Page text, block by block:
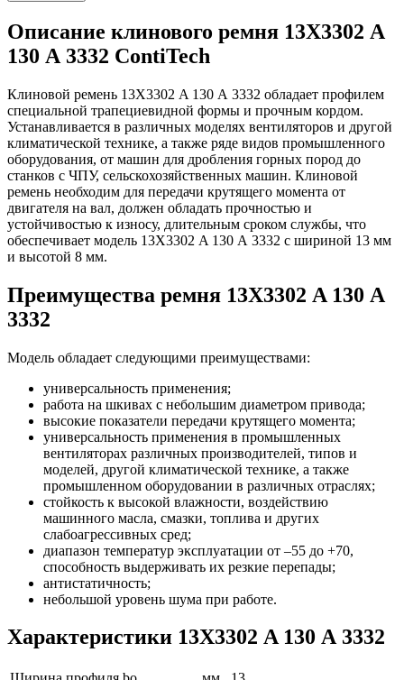
Описание клинового ремня 13Х3302 A
130 А 3332 ContiTech
Клиновой ремень 13Х3302 A 130 А 3332 обладает профилем
специальной трапециевидной формы и прочным кордом.
Устанавливается в различных моделях вентиляторов и другой
климатической технике, а также ряде видов промышленного
оборудования, от машин для дробления горных пород до
станков с ЧПУ, сельскохозяйственных машин. Клиновой
ремень необходим для передачи крутящего момента от
двигателя на вал, должен обладать прочностью и
устойчивостью к износу, длительным сроком службы, что
обеспечивает модель 13Х3302 A 130 А 3332 с шириной 13 мм
и высотой 8 мм.
Преимущества ремня 13Х3302 A 130 А
3332
Модель обладает следующими преимуществами:
универсальность применения;
работа на шкивах с небольшим диаметром привода;
высокие показатели передачи крутящего момента;
универсальность применения в промышленных
вентиляторах различных производителей, типов и
моделей, другой климатической технике, а также
промышленном оборудовании в различных отраслях;
стойкость к высокой влажности, воздействию
машинного масла, смазки, топлива и других
слабоагрессивных сред;
диапазон температур эксплуатации от –55 до +70,
способность выдерживать их резкие перепады;
антистатичность;
небольшой уровень шума при работе.
Характеристики 13Х3302 A 130 А 3332